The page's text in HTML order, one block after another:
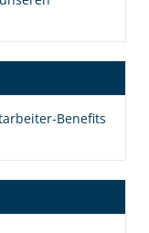
Benefits